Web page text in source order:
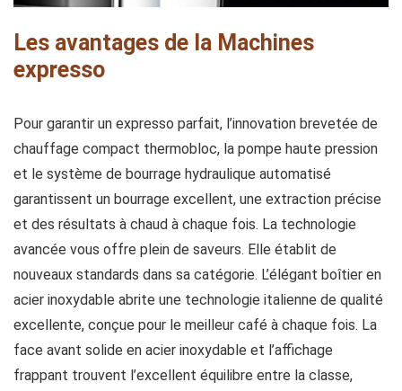
Les avantages de la Machines
expresso
Pour garantir un expresso parfait, l’innovation brevetée de
chauffage compact thermobloc, la pompe haute pression
et le système de bourrage hydraulique automatisé
garantissent un bourrage excellent, une extraction précise
et des résultats à chaud à chaque fois. La technologie
avancée vous offre plein de saveurs. Elle établit de
nouveaux standards dans sa catégorie. L’élégant boîtier en
acier inoxydable abrite une technologie italienne de qualité
excellente, conçue pour le meilleur café à chaque fois. La
face avant solide en acier inoxydable et l’affichage
frappant trouvent l’excellent équilibre entre la classe,